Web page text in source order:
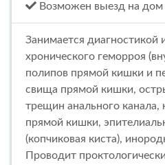
Возможен выезд на дом
Занимается диагностикой
хронического геморроя
полипов прямой кишки и
свища прямой кишки,
трещин анального канала,
прямой кишки,
(копчиковая киста),
Проводит